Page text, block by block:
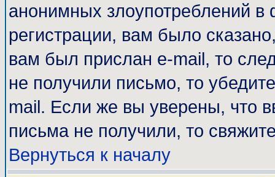
анонимных злоупотреблений
регистрации, вам было
вам был прислан e-mail, то
не получили письмо, то
mail. Если же вы уверены, что
письма не получили, то
Вернуться к началу